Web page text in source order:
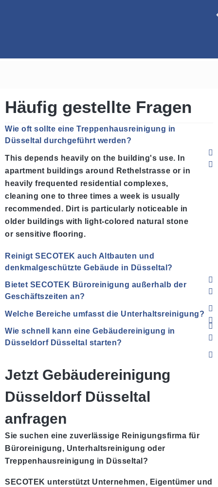
Häufig gestellte Fragen
Wie oft sollte eine Treppenhausreinigung in
Düsseltal durchgeführt werden?
This depends heavily on the building's use. In
apartment buildings around Rethelstrasse or in
heavily frequented residential complexes,
cleaning one to three times a week is usually
recommended. Dirt is particularly noticeable in
older buildings with light-colored natural stone
or sensitive flooring.
Reinigt SECOTEK auch Altbauten und
denkmalgeschützte Gebäude in Düsseltal?
Bietet SECOTEK Büroreinigung außerhalb der
Geschäftszeiten an?
Welche Bereiche umfasst die Unterhaltsreinigung?
Wie schnell kann eine Gebäudereinigung in
Düsseldorf Düsseltal starten?
Jetzt Gebäudereinigung
Düsseldorf Düsseltal
anfragen
Sie suchen eine zuverlässige Reinigungsfirma für
Büroreinigung, Unterhaltsreinigung oder
Treppenhausreinigung in Düsseltal?
SECOTEK unterstützt Unternehmen, Eigentümer und